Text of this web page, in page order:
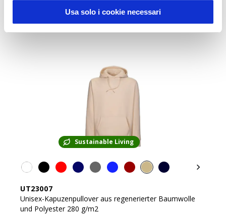
Usa solo i cookie necessari
Sustainable Living
UT23007
Unisex-Kapuzenpullover aus regenerierter Baumwolle
und Polyester 280 g/m2